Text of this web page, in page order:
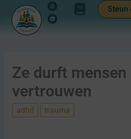
inhoud
naar
Instagram
Linkedin
Steun
Ze durft mensen
vertrouwen
adhd trauma